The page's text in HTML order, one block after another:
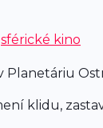
sférické kino
Planetáriu
klidu,